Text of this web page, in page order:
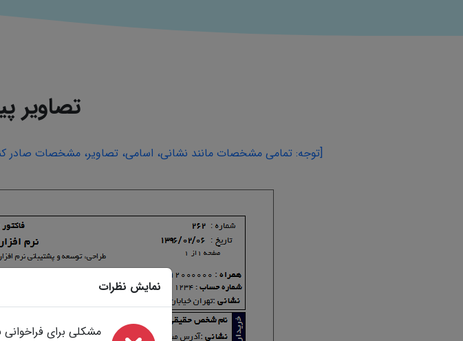
تصاویر
[توجه: تمامی مشخصات مانند نشانی، اسامی، تصاویر، مشخصات صادر
نمایش نظرات
مشکلی برای